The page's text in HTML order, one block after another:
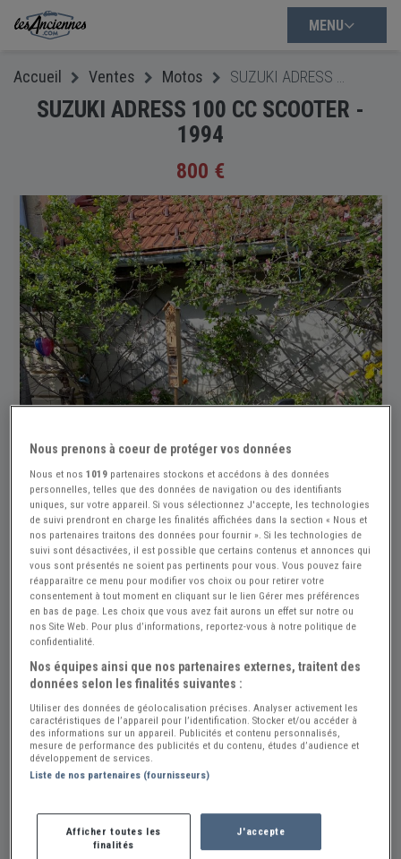
MENU
Accueil Ventes Motos
SUZUKI ADRESS 100 CC SCOOTER -
1994
800 €
Réf : A875911 Actualisée le : 06/08/2026
SUZUKI ADRESS 100 CC SCOOTER -
1994
Nous prenons à coeur de protéger vos données
Nous et nos1019 partenaires stockons et accédons à des données
personnelles, telles que des données de navigation ou des identifiants
uniques, sur votre appareil. Si vous sélectionnez J'accepte, les technologies
de suivi prendront en charge les finalités affichées dans la section « Nous et
nos partenaires traitons des données pour fournir ». Si les technologies de
suivi sont désactivées, il est possible que certains contenus et annonces qui
vous sont présentés ne soient pas pertinents pour vous. Vous pouvez faire
réapparaître ce menu pour modifier vos choix ou pour retirer votre
consentement à tout moment en cliquant sur le lien Gérer mes préférences
en bas de page. Les choix que vous avez fait aurons un effet sur notre ou
nos Site Web. Pour plus d’informations, reportez-vous à notre politique de
confidentialité.
Nos équipes ainsi que nos partenaires externes, traitent des
données selon les finalités suivantes :
Utiliser des données de géolocalisation précises. Analyser activement les
caractéristiques de l’appareil pour l’identification. Stocker et/ou accéder à
des informations sur un appareil. Publicités et contenu personnalisés,
mesure de performance des publicités et du contenu, études d’audience et
développement de services.
Liste de nos partenaires (fournisseurs)
Afficher toutes les
finalités
J'accepte